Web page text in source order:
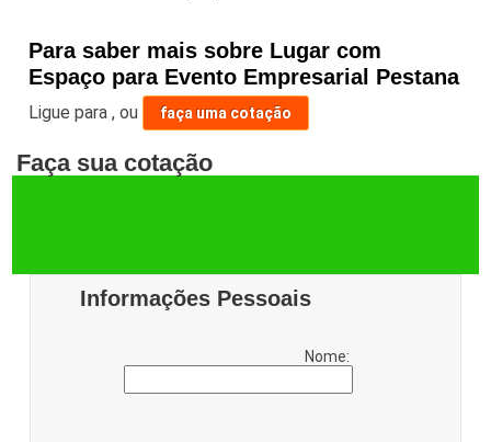
Para saber mais sobre Lugar com
Espaço para Evento Empresarial Pestana
Ligue para,ou faça uma cotação
Faça sua cotação
Informações Pessoais
Nome: